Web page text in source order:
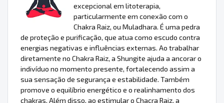
excepcional em litoterapia,
particularmente em conexão com o
Chakra Raiz, ou Muladhara. É uma pedra
de proteção e purificação, que atua como escudo contra
energias negativas e influências externas. Ao trabalhar
diretamente no Chakra Raiz, a Shungite ajuda a ancorar o
indivíduo no momento presente, fortalecendo assim a
sua sensação de segurança e estabilidade. Também
promove o equilíbrio energético e o realinhamento dos
chakras. Além disso, ao estimular o Chacra Raiz, a